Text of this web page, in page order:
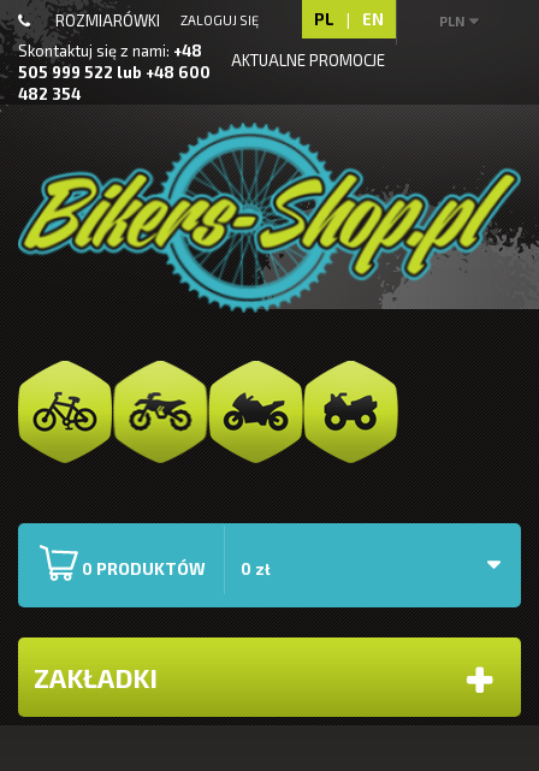
PLN
PL | EN
ZALOGUJ SIĘ
ROZMIARÓWKI
AKTUALNE PROMOCJE
Skontaktuj się z nami: +48
505 999 522 lub +48 600
482 354
0 PRODUKTÓW 0 zł
ZAKŁADKI